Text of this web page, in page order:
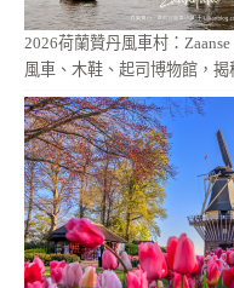
2026荷蘭贊丹風車村：
風車、木鞋、起司博物館，揭